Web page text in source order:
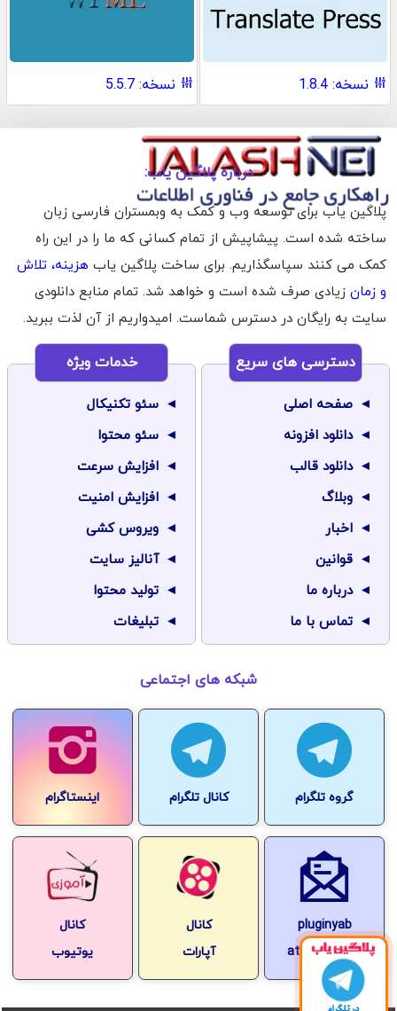
نسخه: 1.8.4 نسخه: 5.5.7
درباره پلاگین یاب:
پلاگین یاب برای توسعه وب و کمک به وبمستران فارسی زبان
ساخته شده است. پیشاپیش از تمام کسانی که ما را در این راه
کمک می کنند سپاسگذاریم. برای ساخت پلاگین یاب هزینه، تلاش
و زمان زیادی صرف شده است و خواهد شد. تمام منابع دانلودی
سایت به رایگان در دسترس شماست. امیدواریم از آن لذت ببرید.
دسترسی های سریع
صفحه اصلی
دانلود افزونه
دانلود قالب
وبلاگ
اخبار
قوانین
درباره ما
تماس با ما
خدمات ویژه
سئو تکنیکال
سئو محتوا
افزایش سرعت
افزایش امنیت
ویروس کشی
آنالیز سایت
تولید محتوا
تبلیغات
شبکه های اجتماعی
گروه تلگرام کانال تلگرام اینستاگرام
pluginyab
at-gmail.com
کانال
آپارات
کانال
یوتیوب